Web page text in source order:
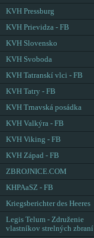
KVH Pressburg
KVH Prievidza - FB
KVH Slovensko
KVH Svoboda
KVH Tatranskí vlci - FB
KVH Tatry - FB
KVH Trnavská posádka
KVH Valkýra - FB
KVH Viking - FB
KVH Západ - FB
ZBROJNICE.COM
KHPAaSZ - FB
Kriegsberichter des Heeres
Legis Telum - Združenie
vlastníkov strelných zbraní